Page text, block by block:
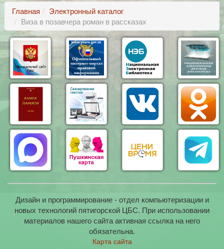
Главная
Электронный каталог
Виза в позавчера роман в рассказах
Дизайн и программирование - отдел компьютеризации и
новых технологий пятигорской ЦБС. При использовании
материалов нашего сайта активная ссылка на него
обязательна.
Карта сайта